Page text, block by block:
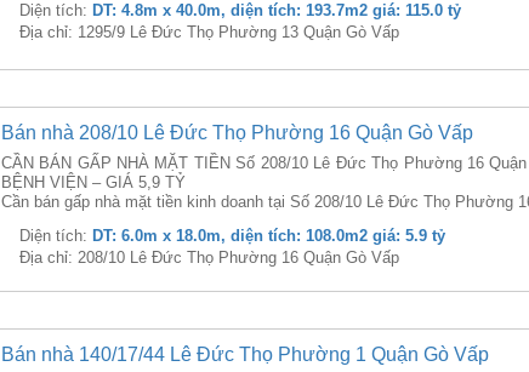
Diện tích: DT: 4.8m x 40.0m, diện tích: 193.7m2 giá: 115.0 tỷ
Địa chỉ: 1295/9 Lê Đức Thọ Phường 13 Quận Gò Vấp
Bán nhà 208/10 Lê Đức Thọ Phường 16 Quận Gò Vấp
CẦN BÁN GẤP NHÀ MẶT TIỀN Số 208/10 Lê Đức Thọ Phường 16
BỆNH VIỆN – GIÁ 5,9 TỶ
Cần bán gấp nhà mặt tiền kinh doanh tại Số 208/10 Lê Đức Thọ Phường
Diện tích: DT: 6.0m x 18.0m, diện tích: 108.0m2 giá: 5.9 tỷ
Địa chỉ: 208/10 Lê Đức Thọ Phường 16 Quận Gò Vấp
Bán nhà 140/17/44 Lê Đức Thọ Phường 1 Quận Gò Vấp